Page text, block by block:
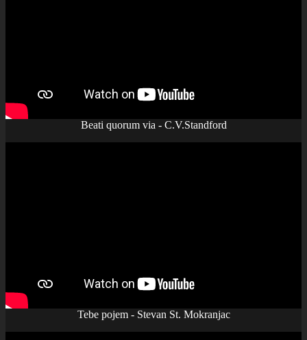
Beati quorum via - C.V.Standford
Tebe pojem - Stevan St. Mokranjac